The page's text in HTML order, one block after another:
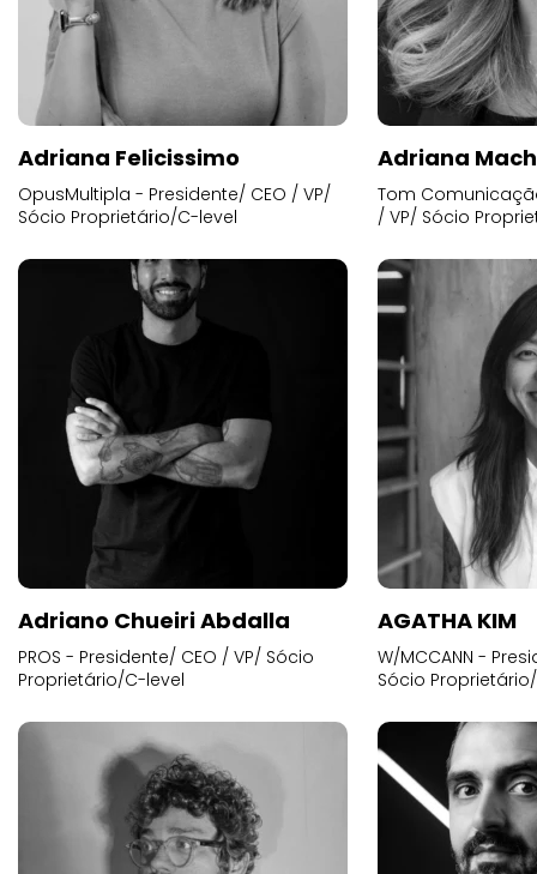
Adriana Felicissimo
OpusMultipla - Presidente/ CEO / VP/
Sócio Proprietário/C-level
Adriana
Tom
/ VP/ Sócio
Adriano Chueiri Abdalla
PROS - Presidente/ CEO / VP/ Sócio
Proprietário/C-level
AGATHA KIM
W/MCCANN -
Sócio